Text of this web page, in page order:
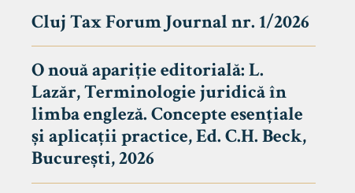
Cluj Tax Forum Journal nr. 1/2026
O nouă apariție editorială: L.
Lazăr, Terminologie juridică în
limba engleză. Concepte esențiale
și aplicații practice, Ed. C.H. Beck,
București, 2026